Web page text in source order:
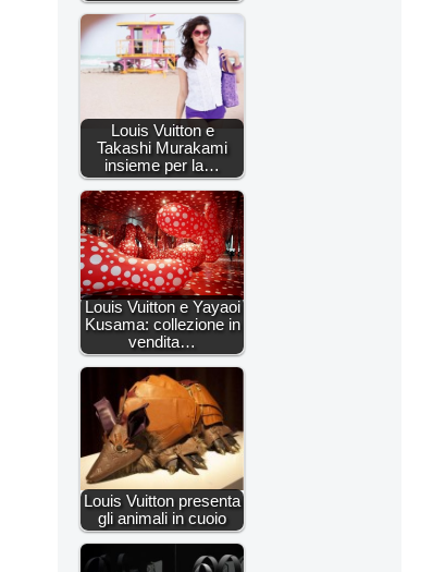
Louis Vuitton e
Takashi Murakami
insieme per la…
Louis Vuitton e Yayaoi
Kusama: collezione in
vendita…
Louis Vuitton presenta
gli animali in cuoio